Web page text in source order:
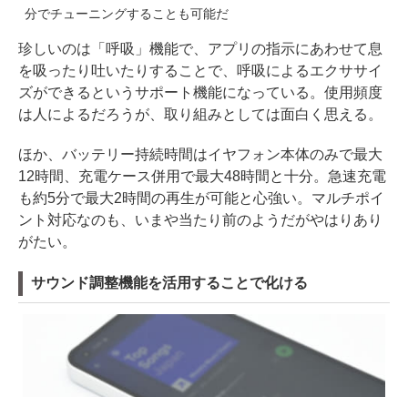
分でチューニングすることも可能だ
珍しいのは「呼吸」機能で、アプリの指示にあわせて息
を吸ったり吐いたりすることで、呼吸によるエクササイ
ズができるというサポート機能になっている。使用頻度
は人によるだろうが、取り組みとしては面白く思える。
ほか、バッテリー持続時間はイヤフォン本体のみで最大
12時間、充電ケース併用で最大48時間と十分。急速充電
も約5分で最大2時間の再生が可能と心強い。マルチポイ
ント対応なのも、いまや当たり前のようだがやはりあり
がたい。
サウンド調整機能を活用することで化ける